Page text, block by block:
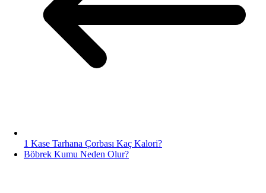
1 Kase Tarhana Çorbası Kaç Kalori?
Böbrek Kumu Neden Olur?